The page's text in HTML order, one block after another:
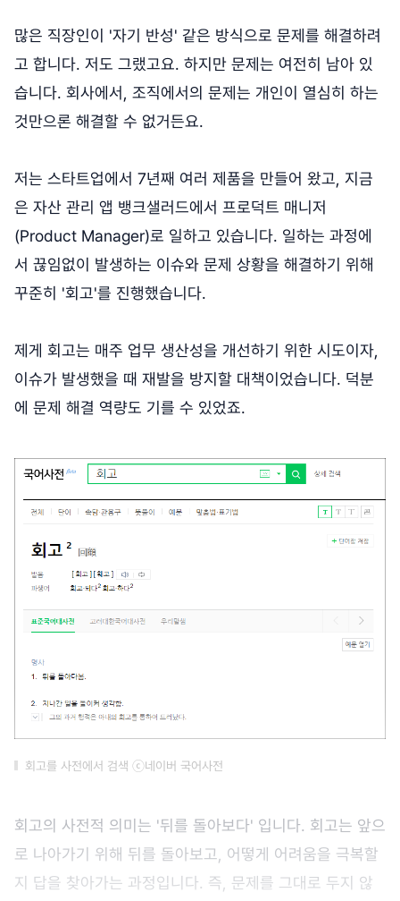
많은 직장인이 '자기 반성' 같은 방식으로 문제를 해결하려
고 합니다. 저도 그랬고요. 하지만 문제는 여전히 남아 있
습니다. 회사에서, 조직에서의 문제는 개인이 열심히 하는
것만으론 해결할 수 없거든요.
저는 스타트업에서 7년째 여러 제품을 만들어 왔고, 지금
은 자산 관리 앱 뱅크샐러드에서 프로덕트 매니저
(Product Manager)로 일하고 있습니다. 일하는 과정에
서 끊임없이 발생하는 이슈와 문제 상황을 해결하기 위해
꾸준히 '회고'를 진행했습니다.
제게 회고는 매주 업무 생산성을 개선하기 위한 시도이자,
이슈가 발생했을 때 재발을 방지할 대책이었습니다. 덕분
에 문제 해결 역량도 기를 수 있었죠.
회고를 사전에서 검색 ⓒ네이버 국어사전
회고의 사전적 의미는 '뒤를 돌아보다' 입니다. 회고는 앞으
로 나아가기 위해 뒤를 돌아보고, 어떻게 어려움을 극복할
지 답을 찾아가는 과정입니다. 즉, 문제를 그대로 두지 않